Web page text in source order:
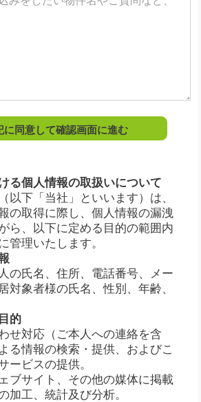
同意して確認画面に進む
る個人情報の取扱いについて
以下「当社」といいます）は、
の取得に際し、個人情報の漏洩
ら、以下に定める目的の範囲内
管理いたします。
の氏名、住所、電話番号、メー
対象者様の氏名、性別、年齢、
的
せ対応（ご本人への連絡を含
る情報の検索・提供、およびこ
ービスの提供。
ブサイト、その他の媒体に掲載
加工、統計及び分析。